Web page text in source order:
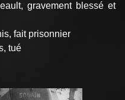
gravement blessé et
fait prisonnier
tué